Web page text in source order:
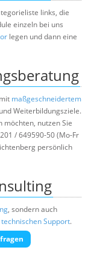
links, die
einzeln bei uns
legen und dann eine
maßgeschneidertem
Weiterbildungsziele.
möchten, nutzen Sie
/ 649590-50 (Mo-Fr
persönlich
, sondern auch
technischen Support.